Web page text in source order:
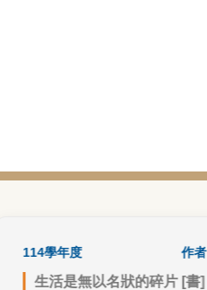
學年度 作者:不朽
生活是無以名狀的碎片 [書]
書籍心得